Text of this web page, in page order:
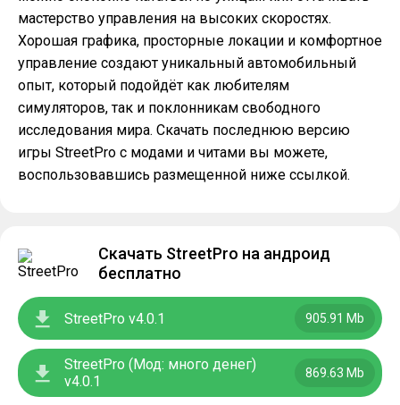
мастерство управления на высоких скоростях.
Хорошая графика, просторные локации и комфортное
управление создают уникальный автомобильный
опыт, который подойдёт как любителям
симуляторов, так и поклонникам свободного
исследования мира. Скачать последнюю версию
игры StreetPro с модами и читами вы можете,
воспользовавшись размещенной ниже ссылкой.
Скачать StreetPro на андроид
бесплатно
StreetPro v4.0.1 905.91 Mb
StreetPro (Мод: много денег)
v4.0.1
869.63 Mb